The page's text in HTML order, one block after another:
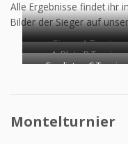
Alle Ergebnisse findet ihr
Bilder der Sieger auf
Sieger A Turnier
1. Platz B Turnier
Finalisten C Turnier
Montelturnier